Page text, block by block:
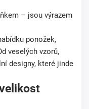
– jsou výrazem
ponožek,
veselých vzorů,
designy, které jinde